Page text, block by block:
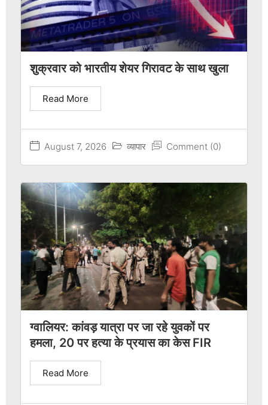
शुक्रवार को भारतीय शेयर गिरावट के साथ खुला
August 7, 2026 व्यापार Comment (0)
Read More
ग्वालियर: कांवड़ यात्रा पर जा रहे युवकों पर
हमला, 20 पर हत्या के प्रयास का केस FIR
Read More